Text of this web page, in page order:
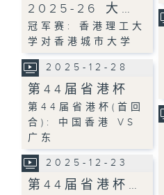
2025-26 大…
冠军赛: 香港理工大
学对香港城市大学
2025-12-28
第44届省港杯
第44届省港杯(首回
合): 中国香港 VS
广东
2025-12-23
第44届省港杯…